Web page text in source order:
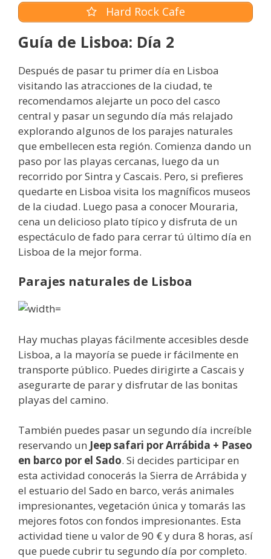
Hard Rock Cafe
Guía de Lisboa: Día 2
Después de pasar tu primer día en Lisboa
visitando las atracciones de la ciudad, te
recomendamos alejarte un poco del casco
central y pasar un segundo día más relajado
explorando algunos de los parajes naturales
que embellecen esta región. Comienza dando un
paso por las playas cercanas, luego da un
recorrido por Sintra y Cascais. Pero, si prefieres
quedarte en Lisboa visita los magníficos museos
de la ciudad. Luego pasa a conocer Mouraria,
cena un delicioso plato típico y disfruta de un
espectáculo de fado para cerrar tú último día en
Lisboa de la mejor forma.
Parajes naturales de Lisboa
Hay muchas playas fácilmente accesibles desde
Lisboa, a la mayoría se puede ir fácilmente en
transporte público. Puedes dirigirte a Cascais y
asegurarte de parar y disfrutar de las bonitas
playas del camino.
También puedes pasar un segundo día increíble
reservando un Jeep safari por Arrábida + Paseo
en barco por el Sado. Si decides participar en
esta actividad conocerás la Sierra de Arrábida y
el estuario del Sado en barco, verás animales
impresionantes, vegetación única y tomarás las
mejores fotos con fondos impresionantes. Esta
actividad tiene u valor de 90 € y dura 8 horas, así
que puede cubrir tu segundo día por completo.